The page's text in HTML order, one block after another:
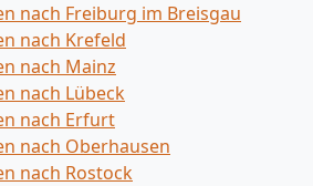
nach Freiburg im Breisgau
nach Krefeld
nach Mainz
nach Lübeck
nach Erfurt
nach Oberhausen
nach Rostock